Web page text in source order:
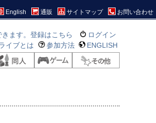
English 通販 サイトマップ お問い合わせ
ます。登録はこちら
ログイン
イブとは 参加方法 ENGLISH